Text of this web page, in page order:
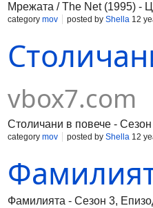
Мрежата / The Net (1995) -
category mov posted by Shella 12
vbox7.com
Столичани в повече -
category mov posted by Shella 12
Фамилията - Сезон 3,